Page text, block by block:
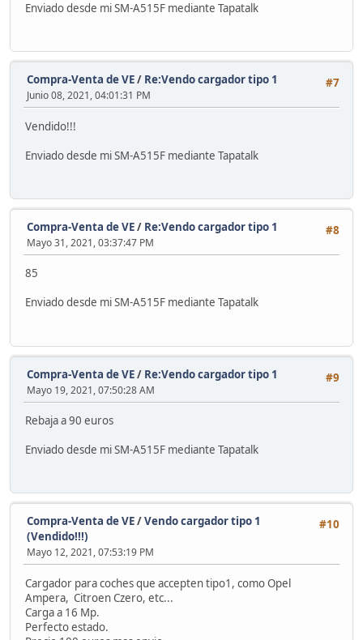
Enviado desde mi SM-A515F mediante Tapatalk
#7
Compra-Venta de VE/ Re:Vendo cargador tipo 1
Junio 08, 2021, 04:01:31 PM
Vendido!!!
Enviado desde mi SM-A515F mediante Tapatalk
#8
Compra-Venta de VE/ Re:Vendo cargador tipo 1
Mayo 31, 2021, 03:37:47 PM
85
Enviado desde mi SM-A515F mediante Tapatalk
#9
Compra-Venta de VE/ Re:Vendo cargador tipo 1
Mayo 19, 2021, 07:50:28 AM
Rebaja a 90 euros
Enviado desde mi SM-A515F mediante Tapatalk
#10
Compra-Venta de VE/Vendo cargador tipo 1
(Vendido!!!)
Mayo 12, 2021, 07:53:19 PM
Cargador para coches que accepten tipo1, como Opel
Ampera, Citroen Czero, etc...
Carga a 16 Mp.
Perfecto estado.